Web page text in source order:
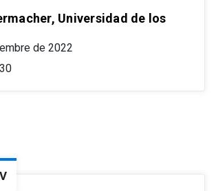
Universidad de los
de 2022